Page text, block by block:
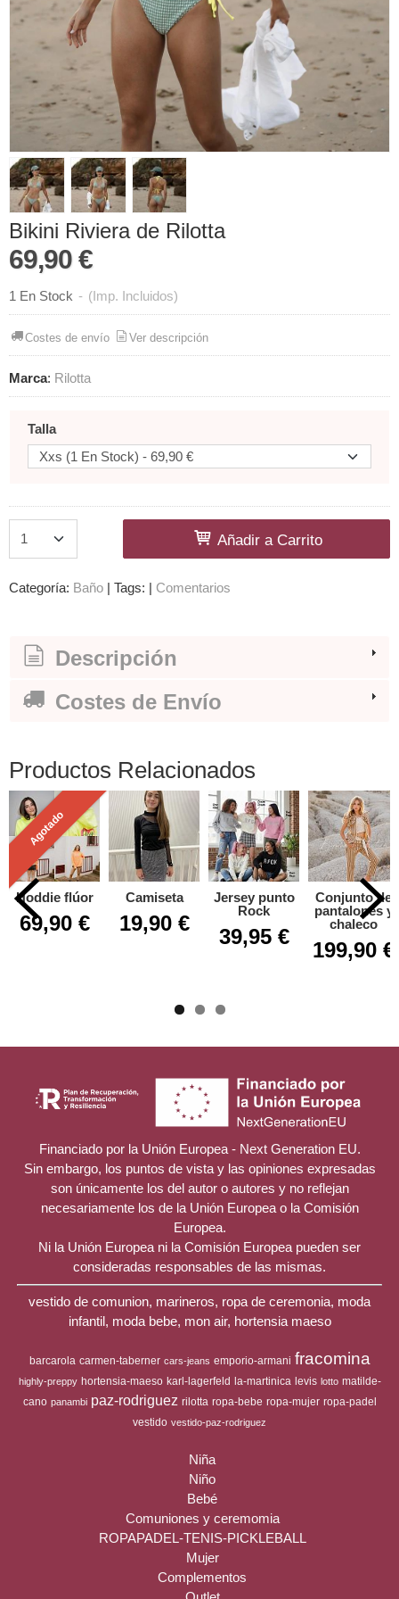
Bikini Riviera de Rilotta
69,90 €
1 En Stock - (Imp. Incluidos)
Costes de envío Ver descripción
Marca: Rilotta
Talla
Añadir a Carrito
Categoría: Baño | Tags: | Comentarios
Descripción
Costes de Envío
Productos Relacionados
Agotado
Hoddie flúor
69,90 €
Camiseta
19,90 €
Jersey punto
Rock
39,95 €
Conjunto de
pantalones y
chaleco
199,90 €
Financiado por la Unión Europea - Next Generation EU.
Sin embargo, los puntos de vista y las opiniones expresadas
son únicamente los del autor o autores y no reflejan
necesariamente los de la Unión Europea o la Comisión
Europea.
Ni la Unión Europea ni la Comisión Europea pueden ser
consideradas responsables de las mismas.
vestido de comunion, marineros, ropa de ceremonia, moda
infantil, moda bebe, mon air, hortensia maeso
barcarola carmen-taberner cars-jeans emporio-armani fracomina
highly-preppy hortensia-maeso karl-lagerfeld la-martinica levis lotto matilde-
cano panambi paz-rodriguez rilotta ropa-bebe ropa-mujer ropa-padel
vestido vestido-paz-rodriguez
Niña
Niño
Bebé
Comuniones y ceremomia
ROPAPADEL-TENIS-PICKLEBALL
Mujer
Complementos